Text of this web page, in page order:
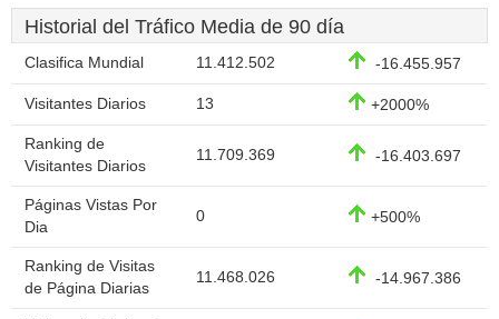
Historial del Tráfico Media de 90 día
Clasifica Mundial 11.412.502 -16.455.957
Visitantes Diarios 13 +2000%
Ranking de
Visitantes Diarios
11.709.369 -16.403.697
Páginas Vistas Por
Dia
0 +500%
Ranking de Visitas
de Página Diarias
11.468.026 -14.967.386